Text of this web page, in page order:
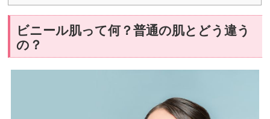
ビニール肌って何？普通の肌とどう違う
の？